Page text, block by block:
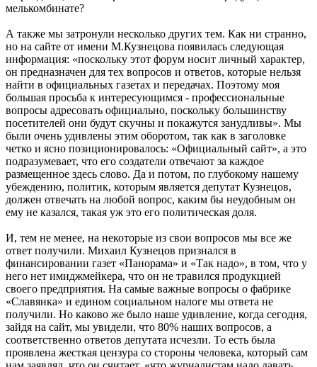
мелькомбинате?
А также мы затронули несколько других тем. Как ни странно,
но на сайте от имени М.Кузнецова появилась следующая
информация: «поскольку этот форум носит личный характер,
он предназначен для тех вопросов и ответов, которые нельзя
найти в официальных газетах и передачах. Поэтому моя
большая просьба к интересующимся - профессиональные
вопросы адресовать официально, поскольку большинству
посетителей они будут скучны и покажутся занудливы». Мы
были очень удивлены этим оборотом, так как в заголовке
четко и ясно позиционировалось: «Официальный сайт», а это
подразумевает, что его создатели отвечают за каждое
размещенное здесь слово. Да и потом, по глубокому нашему
убеждению, политик, которым является депутат Кузнецов,
должен отвечать на любой вопрос, каким бы неудобным он
ему не казался, такая уж это его политическая доля.
И, тем не менее, на некоторые из свои вопросов мы все же
ответ получили. Михаил Кузнецов признался в
финансировании газет «Панорама» и «Так надо», в том, что у
него нет имиджмейкера, что он не травился продукцией
своего предприятия. На самые важные вопросы о фабрике
«Славянка» и едином социальном налоге мы ответа не
получили. Но каково же было наше удивление, когда сегодня,
зайдя на сайт, мы увидели, что 80% наших вопросов, а
соответственно ответов депутата исчезли. То есть была
проявлена жесткая цензура со стороны человека, который сам